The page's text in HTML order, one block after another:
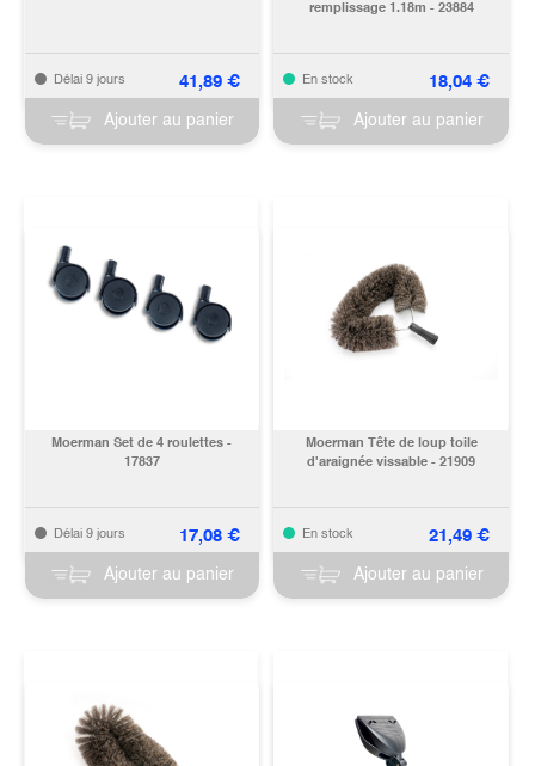
Délai 9 jours 41,89€
Ajouter au panier
remplissage 1.18m - 23884
En stock 18,04€
Ajouter au panier
Moerman Set de 4 roulettes -
17837
Délai 9 jours 17,08€
Ajouter au panier
Moerman Tête de loup toile
d'araignée vissable - 21909
En stock 21,49€
Ajouter au panier